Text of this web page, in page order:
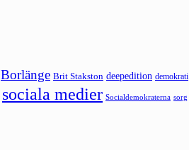
Borlänge Brit Stakston deepedition demokrati
sociala medier Socialdemokraterna sorg